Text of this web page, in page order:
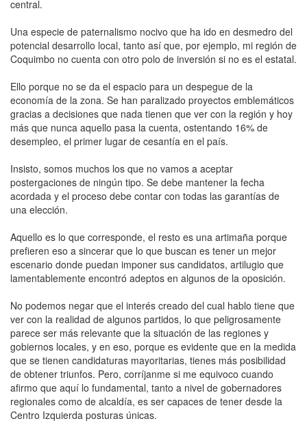
central.
Una especie de paternalismo nocivo que ha ido en desmedro del
potencial desarrollo local, tanto así que, por ejemplo, mi región de
Coquimbo no cuenta con otro polo de inversión si no es el estatal.
Ello porque no se da el espacio para un despegue de la
economía de la zona. Se han paralizado proyectos emblemáticos
gracias a decisiones que nada tienen que ver con la región y hoy
más que nunca aquello pasa la cuenta, ostentando 16% de
desempleo, el primer lugar de cesantía en el país.
Insisto, somos muchos los que no vamos a aceptar
postergaciones de ningún tipo. Se debe mantener la fecha
acordada y el proceso debe contar con todas las garantías de
una elección.
Aquello es lo que corresponde, el resto es una artimaña porque
prefieren eso a sincerar que lo que buscan es tener un mejor
escenario donde puedan imponer sus candidatos, artilugio que
lamentablemente encontró adeptos en algunos de la oposición.
No podemos negar que el interés creado del cual hablo tiene que
ver con la realidad de algunos partidos, lo que peligrosamente
parece ser más relevante que la situación de las regiones y
gobiernos locales, y en eso, porque es evidente que en la medida
que se tienen candidaturas mayoritarias, tienes más posibilidad
de obtener triunfos. Pero, corríjanme si me equivoco cuando
afirmo que aquí lo fundamental, tanto a nivel de gobernadores
regionales como de alcaldía, es ser capaces de tener desde la
Centro Izquierda posturas únicas.